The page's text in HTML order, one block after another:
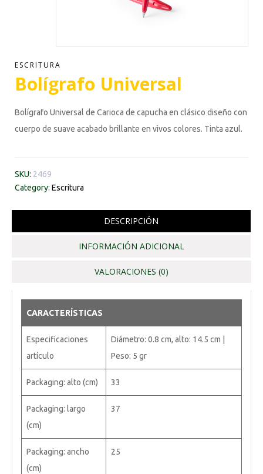
ESCRITURA
Bolígrafo Universal
Bolígrafo Universal de Carioca de capucha en clásico diseño con
cuerpo de suave acabado brillante en vivos colores. Tinta azul.
SKU: 2469
Category: Escritura
DESCRIPCIÓN
INFORMACIÓN ADICIONAL
VALORACIONES (0)
CARACTERÍSTICAS
Especificaciones
artículo
Diámetro: 0.8 cm, alto: 14.5 cm |
Peso: 5 gr
Packaging: alto (cm) 33
Packaging: largo
(cm)
37
Packaging: ancho
(cm)
25